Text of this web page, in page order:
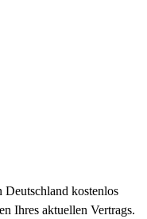
kostenlos
Ihres aktuellen Vertrags.